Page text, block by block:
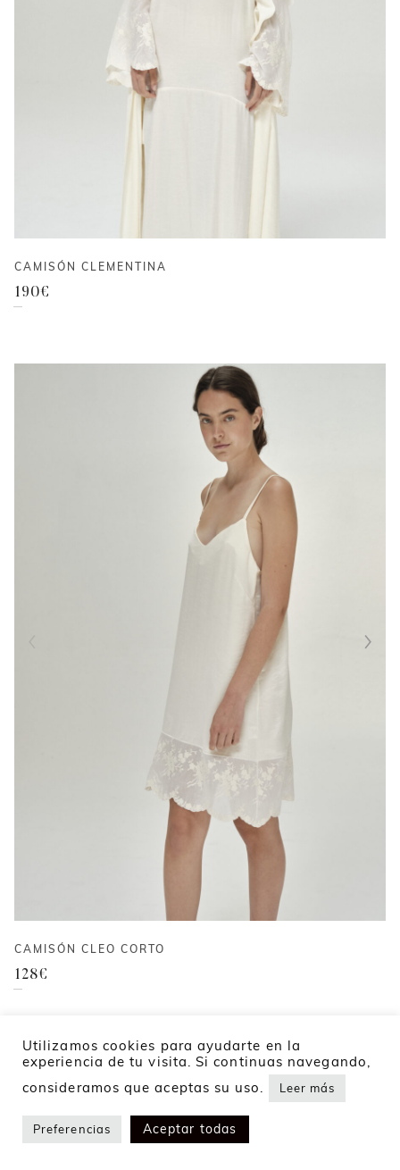
CAMISÓN CLEMENTINA
190€
CAMISÓN CLEO CORTO
128€
Utilizamos cookies para ayudarte en la
experiencia de tu visita. Si continuas navegando,
consideramos que aceptas su uso.
Leer más
Preferencias Aceptar todas